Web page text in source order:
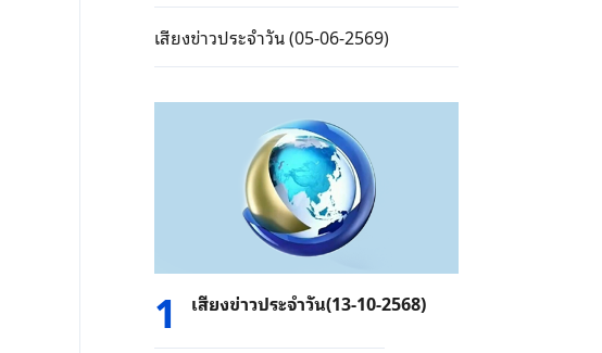
เสียงข่าวประจำวัน (05-06-2569)
1 เสียงข่าวประจำวัน(13-10-2568)